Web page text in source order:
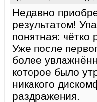
Недавно
результатом!
понятная: чётко
Уже после
более
которое было
никакого
раздражения.